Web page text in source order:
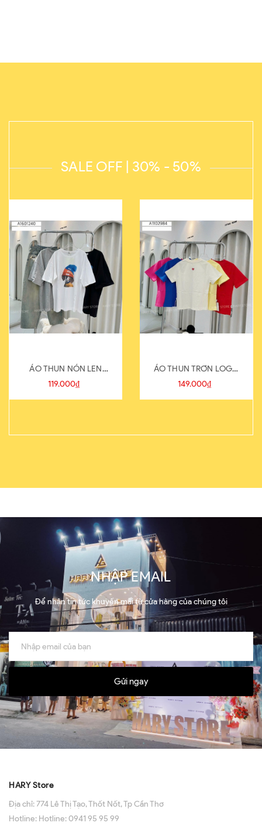
SALE OFF | 30% - 50%
ÁO THUN NÓN LEN
821-1
119.000₫
ÁO THUN TRƠN LOGO
SAU
149.000₫
NHẬP EMAIL
Để nhận tin tức khuyến mãi từ cửa hàng của chúng tôi
Gửi ngay
HARY Store
Địa chỉ:774 Lê Thị Tạo, Thốt Nốt, Tp Cần Thơ
Hotline: Hotline: 0941 95 95 99